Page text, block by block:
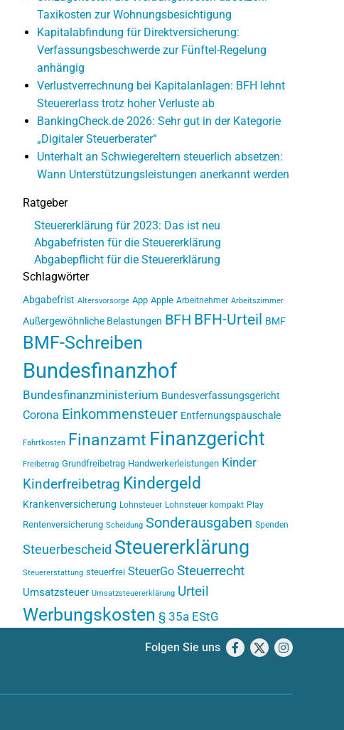
Taxikosten zur Wohnungsbesichtigung
Kapitalabfindung für Direktversicherung:
Verfassungsbeschwerde zur Fünftel-Regelung
anhängig
Verlustverrechnung bei Kapitalanlagen: BFH lehnt
Steuererlass trotz hoher Verluste ab
BankingCheck.de 2026: Sehr gut in der Kategorie
„Digitaler Steuerberater“
Unterhalt an Schwiegereltern steuerlich absetzen:
Wann Unterstützungsleistungen anerkannt werden
Ratgeber
Steuererklärung für 2023: Das ist neu
Abgabefristen für die Steuererklärung
Abgabepflicht für die Steuererklärung
Schlagwörter
Abgabefrist Altersvorsorge App Apple Arbeitnehmer Arbeitszimmer
Außergewöhnliche Belastungen BFH BFH-Urteil BMF
BMF-Schreiben
Bundesfinanzhof
Bundesfinanzministerium Bundesverfassungsgericht
Corona Einkommensteuer Entfernungspauschale
Fahrtkosten Finanzamt Finanzgericht
Freibetrag Grundfreibetrag Handwerkerleistungen Kinder
Kinderfreibetrag Kindergeld
Krankenversicherung Lohnsteuer Lohnsteuer kompakt Play
Rentenversicherung Scheidung Sonderausgaben Spenden
Steuerbescheid Steuererklärung
Steuererstattung steuerfrei SteuerGo Steuerrecht
Umsatzsteuer Umsatzsteuererklärung Urteil
Werbungskosten § 35a EStG
Folgen Sie uns Facebook
X Instagram